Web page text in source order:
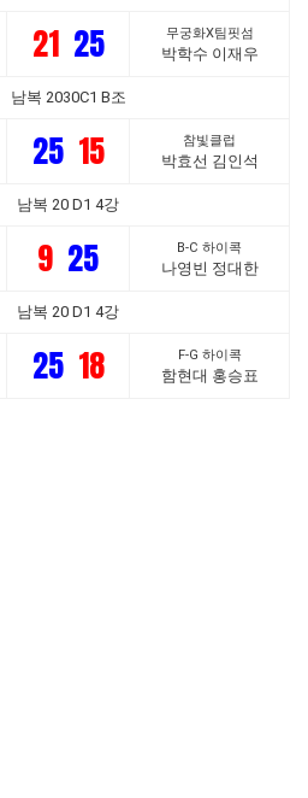
21 25 무궁화X팀핏섬
박학수 이재우
남복 2030C1 B조
25 15 참빛클럽
박효선 김인석
남복 20 D1 4강
9 25 B-C 하이콕
나영빈 정대한
남복 20 D1 4강
25 18 F-G 하이콕
함현대 홍승표